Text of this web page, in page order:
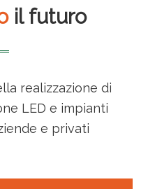
il futuro
realizzazione di
LED e impianti
e privati